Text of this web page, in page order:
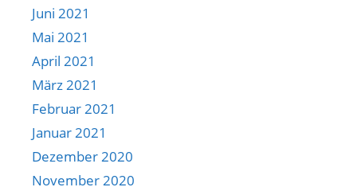
Juni 2021
Mai 2021
April 2021
März 2021
Februar 2021
Januar 2021
Dezember 2020
November 2020